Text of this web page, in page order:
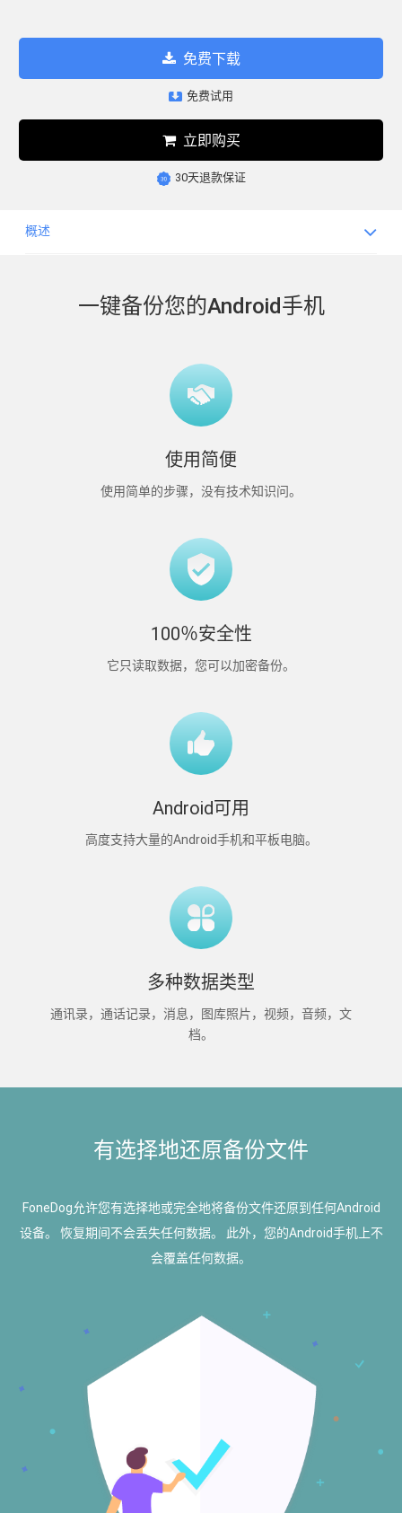
免费下载
免费试用
立即购买
30天退款保证
概述
一键备份您的Android手机
使用简便
使用简单的步骤，没有技术知识问。
100％安全性
它只读取数据，您可以加密备份。
Android可用
高度支持大量的Android手机和平板电脑。
多种数据类型
通讯录，通话记录，消息，图库照片，视频，音频，文
档。
有选择地还原备份文件
FoneDog允许您有选择地或完全地将备份文件还原到任何Android
设备。 恢复期间不会丢失任何数据。 此外，您的Android手机上不
会覆盖任何数据。